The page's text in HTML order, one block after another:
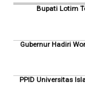
Bupati Lotim
Gubernur Hadiri
PPID Universitas